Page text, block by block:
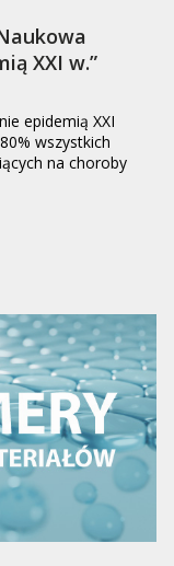
XXI w.”
epidemią XXI
wszystkich
na choroby